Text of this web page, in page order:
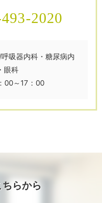
2020
吸器内科・糖尿病内
眼科
00～17：00
らから